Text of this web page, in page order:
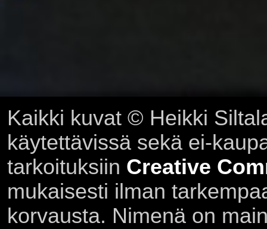
Kaikki kuvat © Heikki
käytettävissä sekä ei-
tarkoituksiin Creative
mukaisesti ilman
korvausta. Nimenä on